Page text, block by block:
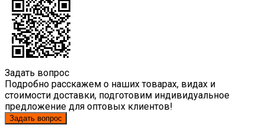
Задать вопрос
Подробно расскажем о наших товарах, видах и
стоимости доставки, подготовим индивидуальное
предложение для оптовых клиентов!
Задать вопрос